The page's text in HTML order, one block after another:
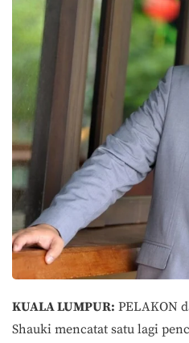
KUALA LUMPUR: PELAKON
Shauki mencatat satu lagi